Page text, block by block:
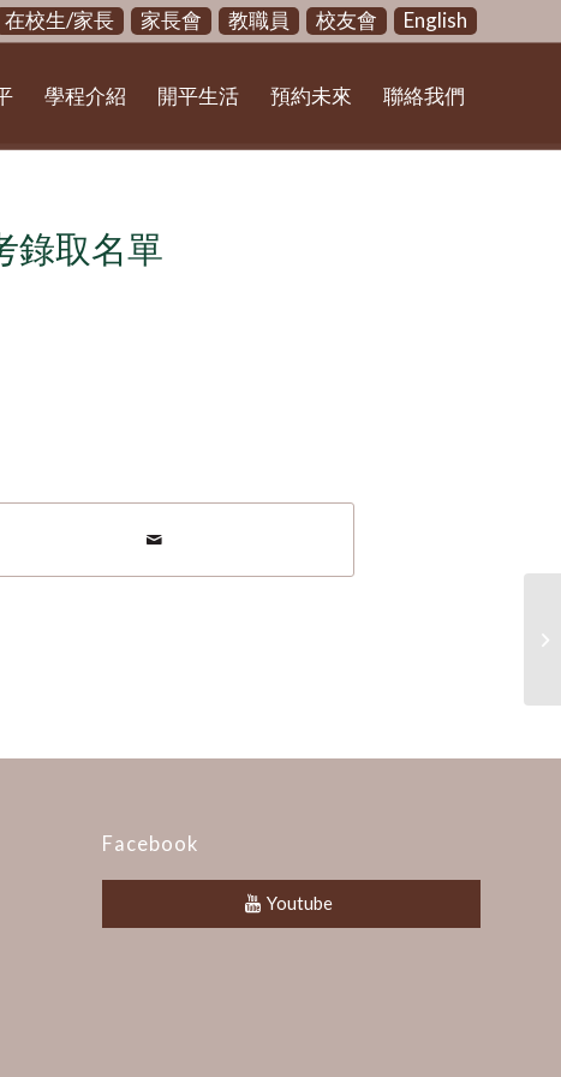
在校生/家長 家長會 教職員 校友會 English
學程介紹 開平生活 預約未來 聯絡我們
錄取名單
Facebook
Youtube